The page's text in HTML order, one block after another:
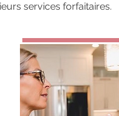
services forfaitaires.